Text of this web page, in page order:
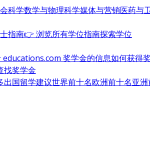
科学数学与物理科学媒体与营销医药与
指南👉 浏览所有学位指南探索学位
奖学金的信息如何获得
找奖学金
出国留学建议世界前十名欧洲前十名亚洲